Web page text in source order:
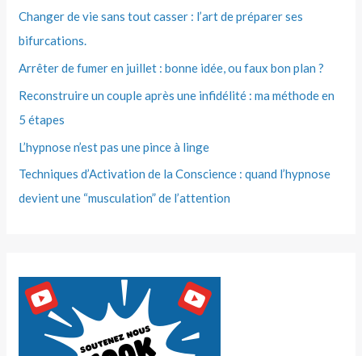
Changer de vie sans tout casser : l’art de préparer ses
bifurcations.
Arrêter de fumer en juillet : bonne idée, ou faux bon plan ?
Reconstruire un couple après une infidélité : ma méthode en
5 étapes
L’hypnose n’est pas une pince à linge
Techniques d’Activation de la Conscience : quand l’hypnose
devient une “musculation” de l’attention